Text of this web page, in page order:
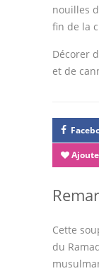
nouilles
fin de la
Décorer
et de
Cette
du